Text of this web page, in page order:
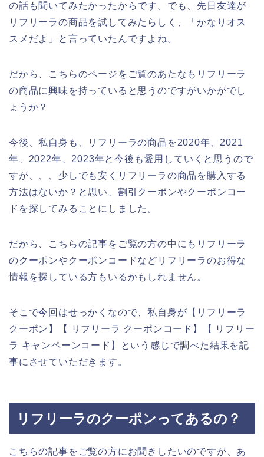
の話も聞いてみたかったからです。でも、先日友達が
リフリーラの商品を試してみたらしく、「かなりオス
スメだよ」と言っていたんですよね。
だから、こちらのページをご覧のあたなもリフリーラ
の商品に興味を持っていると思うのですがいかがでし
ょうか？
今後、私自身も、リフリーラの商品を2020年、2021
年、2022年、2023年と今後も愛用していくと思うので
すが、、、少しでも安くリフリーラの商品を購入する
方法はないか？と思い、割引クーポンやクーポンコー
ドを探してみることにしました。
だから、こちらの記事をご覧の方の中にもリフリーラ
のクーポンやクーポンコードなどリフリーラのお得な
情報を探している方もいるかもしれません。
そこで今回はせっかくなので、私自身が【リフリーラ
クーポン】【 リフリーラ クーポンコード】【 リフリー
ラ キャンペーンコード】という感じで調べた結果を記
事にさせていただきます。
リフリーラのクーポンってあるの？
こちらの記事をご覧の方にお聞きしたいのですが、あ